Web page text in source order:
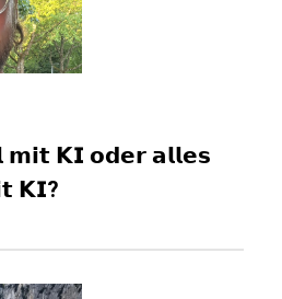
𝗺𝗶𝘁 𝗞𝗜 𝗼𝗱𝗲𝗿 𝗮𝗹𝗹𝗲𝘀
𝗞𝗜?